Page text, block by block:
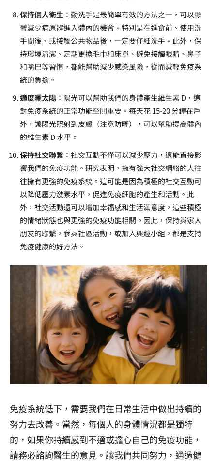
保持個人衛生 ：勤洗手是最簡單有效的方法之一，可以顯
著減少病原體進入體內的機會。特別是在進食前、使用洗
手間後、或接觸公共物品後，一定要仔細洗手。此外，保
持環境清潔、定期更換毛巾和床單、避免接觸眼睛、鼻子
和嘴巴等習慣，都能幫助減少感染風險，從而減輕免疫系
統的負擔。
適度曬太陽 ：陽光可以幫助我們的身體產生維生素 D，這
對免疫系統的正常功能至關重要。每天花 15-20 分鐘在戶
外，讓陽光照射到皮膚（注意防曬），可以幫助提高體內
的維生素 D 水平。
保持社交聯繫 ：社交互動不僅可以減少壓力，還能直接影
響我們的免疫功能。研究表明，擁有強大社交網絡的人往
往擁有更強的免疫系統。這可能是因為積極的社交互動可
以降低壓力激素水平，促進免疫細胞的產生和活動。此
外，社交活動還可以增加幸福感和生活滿意度，這些積極
的情緒狀態也與更強的免疫功能相關。因此，保持與家人
朋友的聯繫，參與社區活動，或加入興趣小組，都是支持
免疫健康的好方法。
免疫系統低下，需要我們在日常生活中做出持續的
努力去改善。當然，每個人的身體情況都是獨特
的，如果你持續感到不適或擔心自己的免疫功能，
請務必諮詢醫生的意見。讓我們共同努力，通過健